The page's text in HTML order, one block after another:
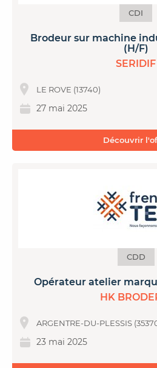
CDI
Brodeur sur machine
(H/F)
SERIDIF
LE ROVE (13740)
27 mai 2025
Découvrir
CDD
Opérateur atelier
HK
ARGENTRE-DU-PLESSIS
23 mai 2025